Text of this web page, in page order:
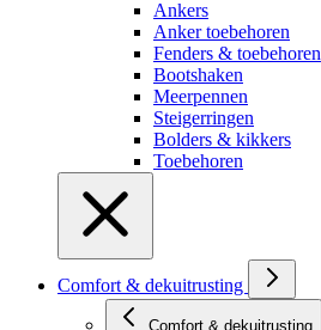
Ankers
Anker toebehoren
Fenders & toebehoren
Bootshaken
Meerpennen
Steigerringen
Bolders & kikkers
Toebehoren
Comfort & dekuitrusting
Comfort & dekuitrusting